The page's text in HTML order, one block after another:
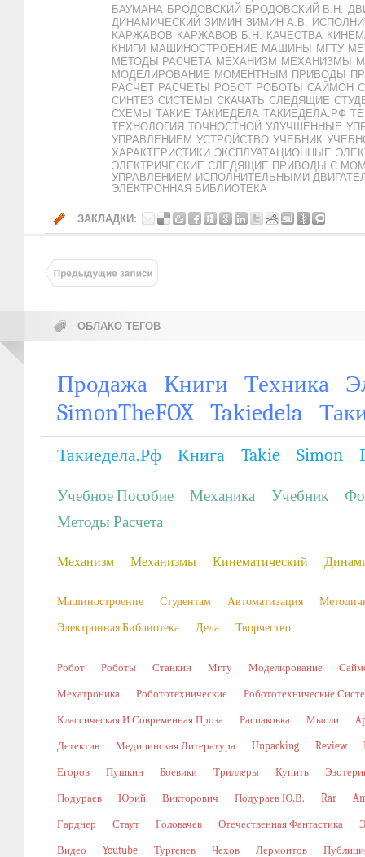
БАУМАНА БРОДОВСКИЙ БРОДОВСКИЙ В.Н.
ДИНАМИЧЕСКИЙ ЗИМИН ЗИМИН А.В.
КАРЖАВОВ КАРЖАВОВ Б.Н. КАЧЕСТВА
КНИГИ МАШИНОСТРОЕНИЕ МАШИНЫ МГТУ
МЕТОДЫ РАСЧЕТА МЕХАНИЗМ МЕХАНИЗМЫ
МОДЕЛИРОВАНИЕ МОМЕНТНЫМ ПРИВОДЫ
РАСЧЕТ РАСЧЕТЫ РОБОТ РОБОТЫ САЙМОН
СИНТЕЗ СИСТЕМЫ СКАЧАТЬ СЛЕДЯЩИЕ
СХЕМЫ ТАКИЕ ТАКИЕДЕЛА ТАКИЕДЕЛА.РФ
ТЕХНОЛОГИЯ ТОЧНОСТНОЙ УЛУЧШЕННЫЕ
УПРАВЛЕНИЕМ УСТРОЙСТВО УЧЕБНИК
ХАРАКТЕРИСТИКИ ЭКСПЛУАТАЦИОННЫЕ
ЭЛЕКТРИЧЕСКИЕ СЛЕДЯЩИЕ ПРИВОДЫ С
УПРАВЛЕНИЕМ ИСПОЛНИТЕЛЬНЫМИ
ЭЛЕКТРОННАЯ БИБЛИОТЕКА
ЗАКЛАДКИ:
ОБЛАКО ТЕГОВ
Продажа Книги Техника
SimonTheFOX
Takiedela
Такиедела.рф Книга Takie Simon
Учебное Пособие Механика Учебник
Методы Расчета
Механизм Механизмы Кинематический
Машиностроение Студентам Автоматизация
Электронная Библиотека
Дела Творчество
Робот Роботы Станкин Мгту Моделирование
Мехатроника Робототехнические Робототехнические
Классическая И Современная Проза Распаковка Мысли
Детектив Медицинская Литература Unpacking Review
Егоров Пушкин Боевики Триллеры Купить
Подураев Юрий Викторович Подураев Ю.В. Rar
Гарднер Стаут Головачев Отечественная Фантастика
Видео Youtube Тургенев Чехов Лермонтов